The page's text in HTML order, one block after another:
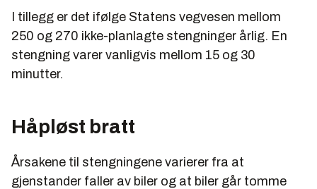
I tillegg er det ifølge Statens vegvesen mellom
250 og 270 ikke-planlagte stengninger årlig. En
stengning varer vanligvis mellom 15 og 30
minutter.
Håpløst bratt
Årsakene til stengningene varierer fra at
gjenstander faller av biler og at biler går tomme